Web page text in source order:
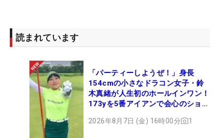
読まれています
「パーティーしようぜ！」身長
154cmの小さなドラコン女子・鈴
木真緒が人生初のホールインワン！
173yを5番アイアンで会心のショッ
2026年8月7日 (金) 16時00分 1